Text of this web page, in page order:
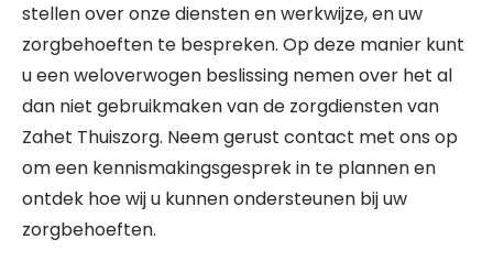
stellen over onze diensten en werkwijze, en uw
zorgbehoeften te bespreken. Op deze manier kunt
u een weloverwogen beslissing nemen over het al
dan niet gebruikmaken van de zorgdiensten van
Zahet Thuiszorg. Neem gerust contact met ons op
om een kennismakingsgesprek in te plannen en
ontdek hoe wij u kunnen ondersteunen bij uw
zorgbehoeften.